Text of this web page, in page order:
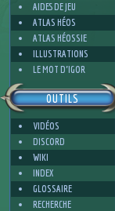
AIDES DE JEU
ATLAS HÉOS
ATLAS HÉOSSIE
ILLUSTRATIONS
LE MOT D'IGOR
OUTILS
VIDÉOS
DISCORD
WIKI
INDEX
GLOSSAIRE
RECHERCHE